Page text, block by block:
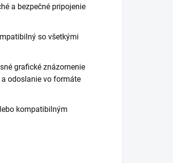
a bezpečné pripojenie
so všetkými
grafické znázornenie
odoslanie vo formáte
kompatibilným